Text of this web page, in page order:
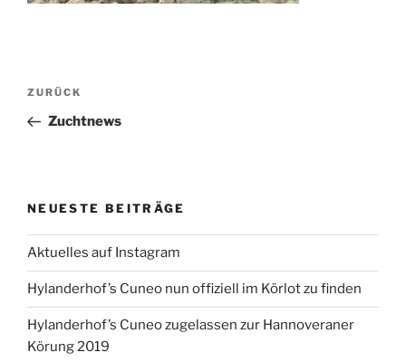
Beitragsnavigation
Vorheriger
Beitrag
ZURÜCK
Zuchtnews
NEUESTE BEITRÄGE
Aktuelles auf Instagram
Hylanderhof’s Cuneo nun offiziell im Körlot zu finden
Hylanderhof’s Cuneo zugelassen zur Hannoveraner
Körung 2019